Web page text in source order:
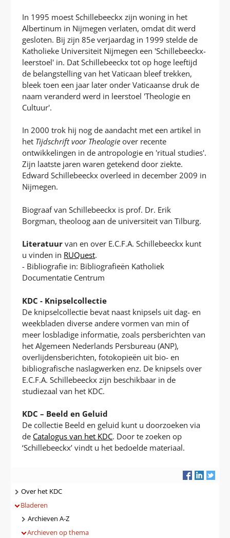
In 1995 moest Schillebeeckx zijn woning in het
Albertinum in Nijmegen verlaten, omdat dit werd
gesloten. Bij zijn 85e verjaardag in 1999 stelde de
Katholieke Universiteit Nijmegen een 'Schillebeeckx-
leerstoel' in. Dat Schillebeeckx tot op hoge leeftijd
de belangstelling van het Vaticaan bleef trekken,
bleek toen een jaar later onder Vaticaanse druk de
naam veranderd werd in leerstoel 'Theologie en
Cultuur'.
In 2000 trok hij nog de aandacht met een artikel in
het Tijdschrift voor Theologie over recente
ontwikkelingen in de antropologie en 'ritual studies'.
Zijn laatste jaren waren getekend door ziekte.
Edward Schillebeeckx overleed in december 2009 in
Nijmegen.
Biograaf van Schillebeeckx is prof. Dr. Erik
Borgman, theoloog aan de universiteit van Tilburg.
Literatuur van en over E.C.F.A. Schillebeeckx kunt
u vinden in RUQuest.
- Bibliografie in: Bibliografieën Katholiek
Documentatie Centrum
KDC - Knipselcollectie
De knipselcollectie bevat naast knipsels uit dag- en
weekbladen diverse andere vormen van min of
meer losbladige informatie, zoals persberichten van
het Algemeen Nederlands Persbureau (ANP),
overlijdensberichten, fotokopieën uit bio- en
bibliografische naslagwerken enz. De knipsels over
E.C.F.A. Schillebeeckx zijn beschikbaar in de
studiezaal van het KDC.
KDC – Beeld en Geluid
De collectie Beeld en geluid kunt u doorzoeken via
de Catalogus van het KDC. Door te zoeken op
‘Schillebeeckx’ vindt u het bedoelde materiaal.
Navigatie
Over het KDC
Bladeren
Archieven A-Z
Archieven op thema